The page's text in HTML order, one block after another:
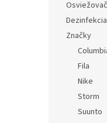
Značky
Fila
Nike
Storm
Suunto